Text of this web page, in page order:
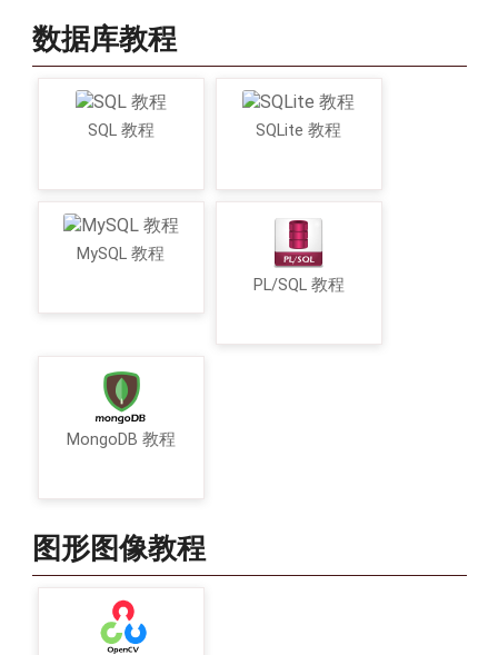
数据库教程
SQL 教程 SQLite 教程
MySQL 教程
PL/SQL 教程
MongoDB 教程
图形图像教程